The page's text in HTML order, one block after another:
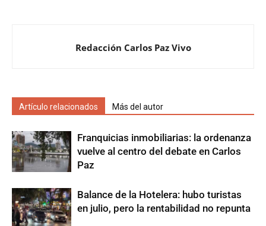
Redacción Carlos Paz Vivo
Artículo relacionados Más del autor
Franquicias inmobiliarias: la ordenanza
vuelve al centro del debate en Carlos
Paz
Balance de la Hotelera: hubo turistas
en julio, pero la rentabilidad no repunta